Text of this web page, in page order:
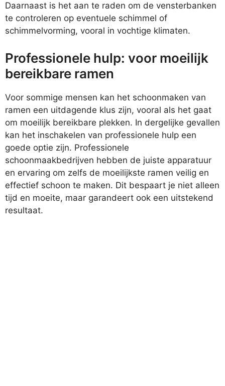
Daarnaast is het aan te raden om de vensterbanken
te controleren op eventuele schimmel of
schimmelvorming, vooral in vochtige klimaten.
Professionele hulp: voor moeilijk
bereikbare ramen
Voor sommige mensen kan het schoonmaken van
ramen een uitdagende klus zijn, vooral als het gaat
om moeilijk bereikbare plekken. In dergelijke gevallen
kan het inschakelen van professionele hulp een
goede optie zijn. Professionele
schoonmaakbedrijven hebben de juiste apparatuur
en ervaring om zelfs de moeilijkste ramen veilig en
effectief schoon te maken. Dit bespaart je niet alleen
tijd en moeite, maar garandeert ook een uitstekend
resultaat.